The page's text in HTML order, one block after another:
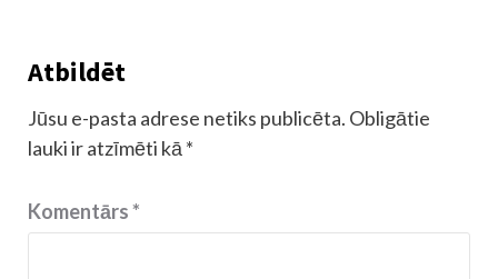
Atbildēt
Jūsu e-pasta adrese netiks publicēta. Obligātie
lauki ir atzīmēti kā *
Komentārs*